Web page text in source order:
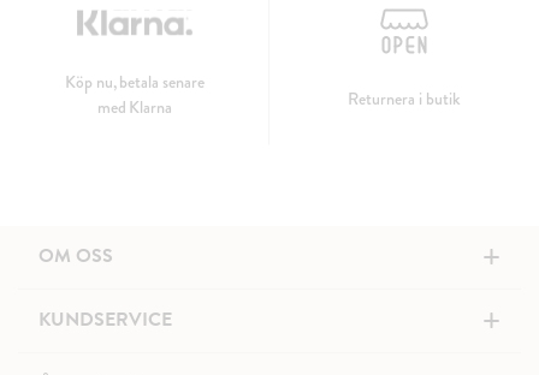
Köp nu, betala senare
med Klarna
Returnera i butik
OM OSS +
KUNDSERVICE +